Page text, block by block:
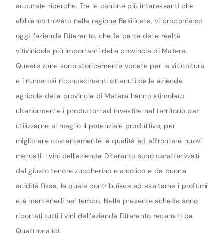
accurate ricerche. Tra le cantine più interessanti che
abbiamo trovato nella regione Basilicata, vi proponiamo
oggi l’azienda Ditaranto, che fa parte delle realtà
vitivinicole più importanti della provincia di Matera.
Queste zone sono storicamente vocate per la viticoltura
e i numerosi riconoscimenti ottenuti dalle aziende
agricole della provincia di Matera hanno stimolato
ulteriormente i produttori ad investire nel territorio per
utilizzarne al meglio il potenziale produttivo, per
migliorare costantemente la qualità ed affrontare nuovi
mercati. I vini dell’azienda Ditaranto sono caratterizzati
dal giusto tenore zuccherino e alcolico e da buona
acidità fissa, la quale contribuisce ad esaltarne i profumi
e a mantenerli nel tempo. Nella presente scheda sono
riportati tutti i vini dell’azienda Ditaranto recensiti da
Quattrocalici.